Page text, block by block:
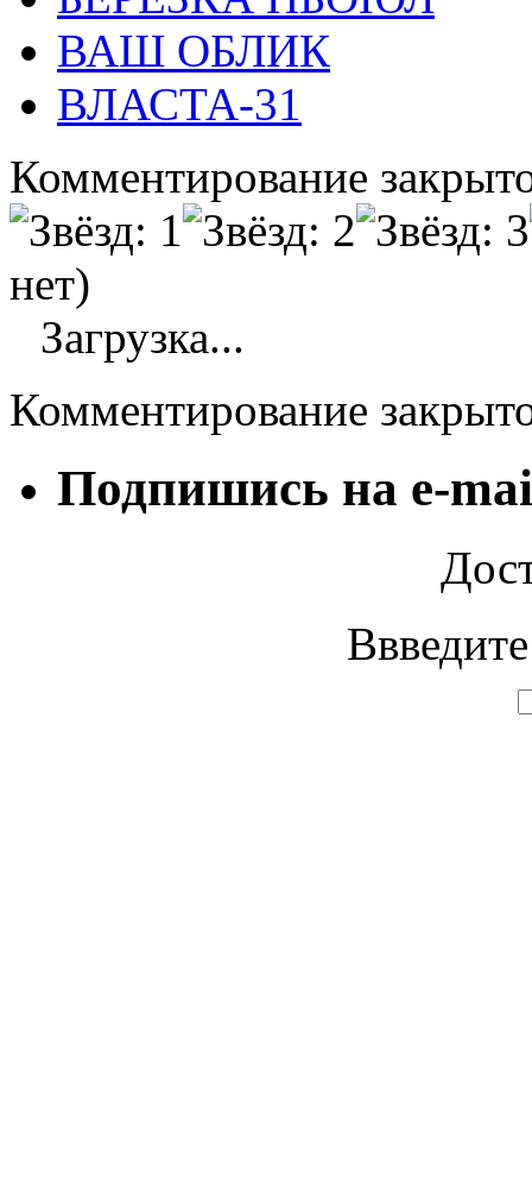
ВАШ ОБЛИК
ВЛАСТА-31
Комментирование
нет)
Загрузка...
Комментирование
Подпишись на e-